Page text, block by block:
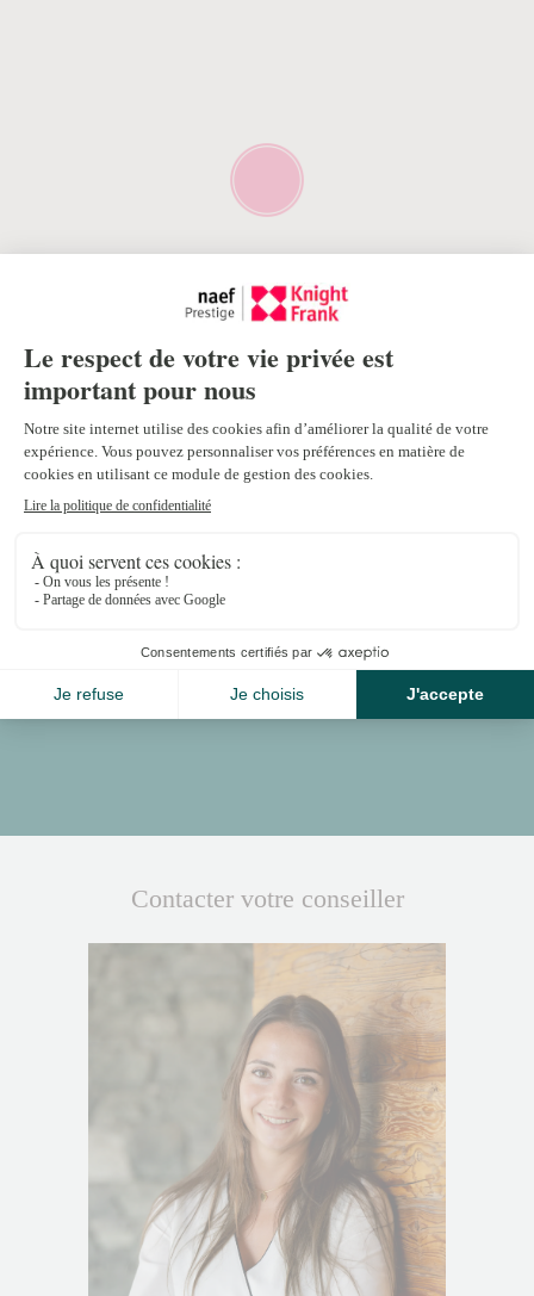
Proximité
Place Centrale - 5-minute walk
Contacter votre conseiller